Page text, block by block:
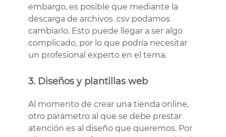
embargo, es posible que mediante la
descarga de archivos .csv podamos
cambiarlo. Esto puede llegar a ser algo
complicado, por lo que podría necesitar
un profesional experto en el tema.
3. Diseños y plantillas web
Al momento de crear una tienda online,
otro parámetro al que se debe prestar
atención es al diseño que queremos. Por